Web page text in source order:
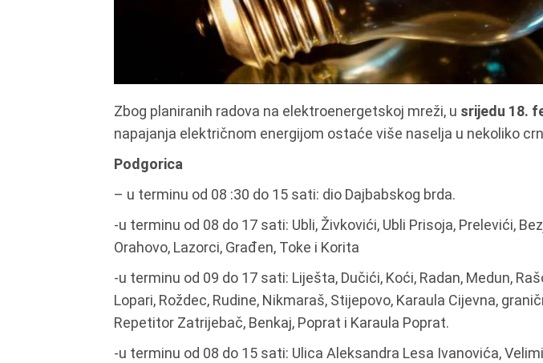
Zbog planiranih radova na elektroenergetskoj mreži, u srijedu 18.
napajanja električnom energijom ostaće više naselja u nekoliko
Podgorica
– u terminu od 08 :30 do 15 sati: dio Dajbabskog brda.
-u terminu od 08 do 17 sati: Ubli, Živkovići, Ubli Prisoja, Prelevići,
Orahovo, Lazorci, Građen, Toke i Korita
-u terminu od 09 do 17 sati: Liješta, Dučići, Koći, Radan, Medun,
Lopari, Roždec, Rudine, Nikmaraš, Stijepovo, Karaula Cijevna,
Repetitor Zatrijebač, Benkaj, Poprat i Karaula Poprat.
-u terminu od 08 do 15 sati: Ulica Aleksandra Lesa Ivanovića,